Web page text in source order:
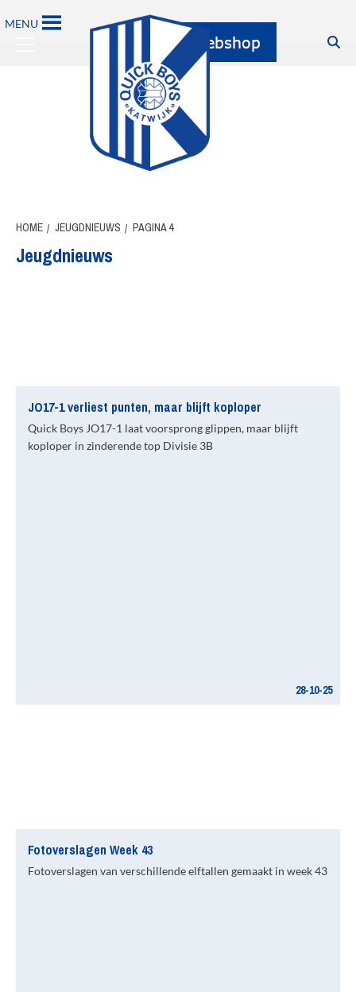
naar
MENU
Primary
HOME JEUGDNIEUWS PAGINA 4
Jeugdnieuws
JO17-1 verliest punten, maar blijft koploper
Quick Boys JO17-1 laat voorsprong glippen, maar blijft
koploper in zinderende top Divisie 3B
28-10-25
Fotoverslagen Week 43
Fotoverslagen van verschillende elftallen gemaakt in week 43